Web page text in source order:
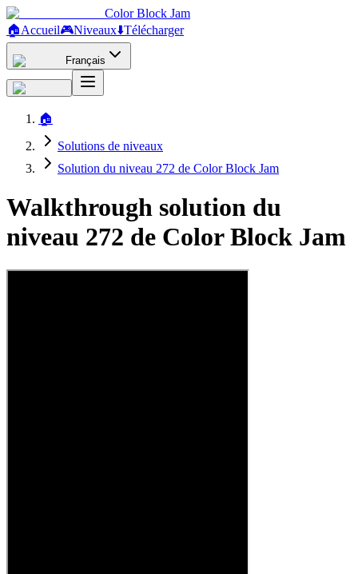
Color Block Jam
🏠Accueil🎮Niveaux⬇️Télécharger
Français
🏠
Solutions de niveaux
Solution du niveau 272 de Color Block Jam
Walkthrough solution du
niveau 272 de Color Block Jam